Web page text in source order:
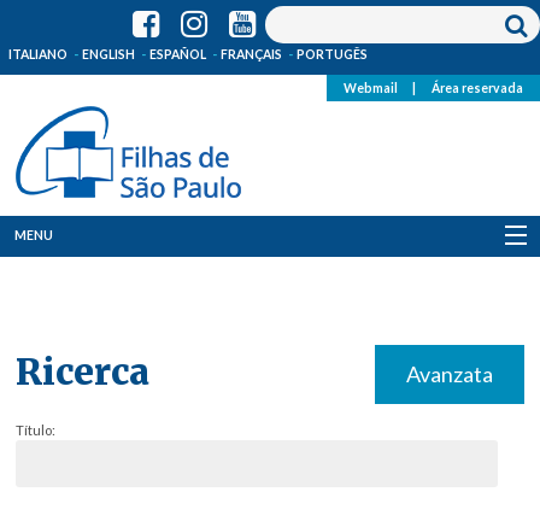
ITALIANO ENGLISH ESPAÑOL FRANÇAIS PORTUGÊS
Webmail Área reservada
MENU
Ricerca Avanzata
Título: